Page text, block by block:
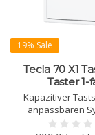
19% Sale
Tecla 70 X1
Taster 1-
Kapazitiver
anpassbaren